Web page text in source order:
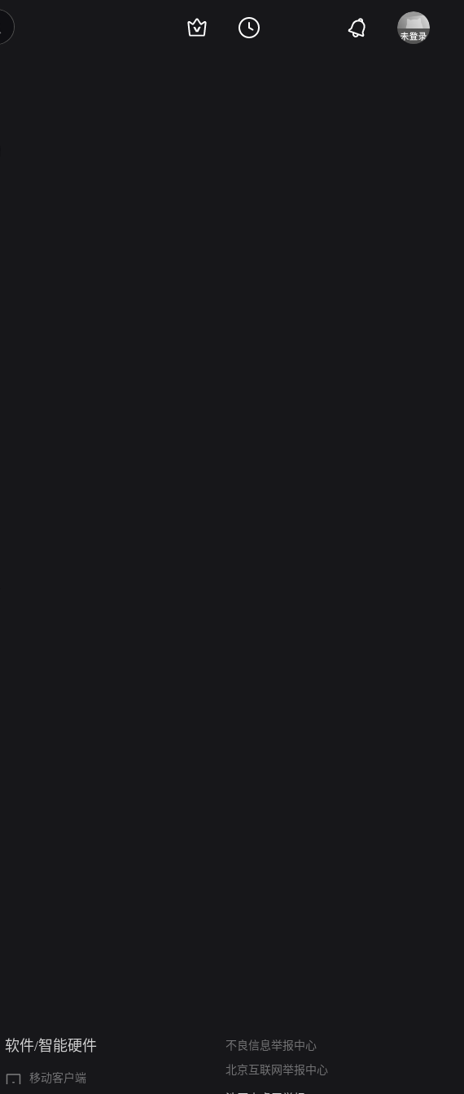
软件/智能硬件
移动客户端
不良信息举报中心
北京互联网举报中心
亚运会举报专区